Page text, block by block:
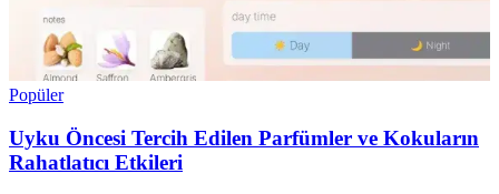
Popüler
Uyku Öncesi Tercih Edilen Parfümler ve Kokuların
Rahatlatıcı Etkileri